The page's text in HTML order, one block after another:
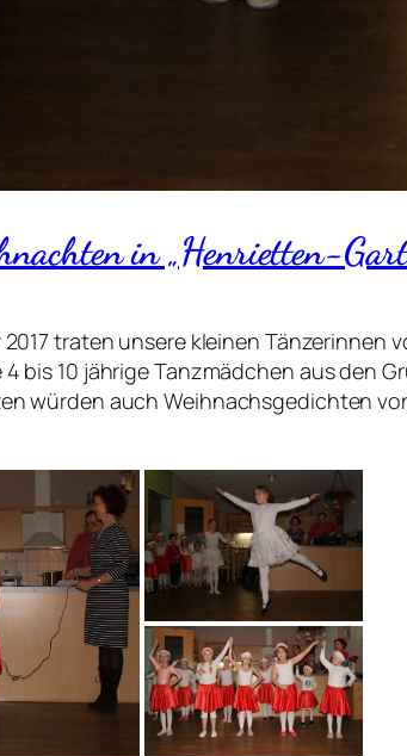
in „Henrietten-
2017 traten unsere kleinen
bis 10 jährige Tanzmädchen aus den
würden auch Weihnachsgedichten